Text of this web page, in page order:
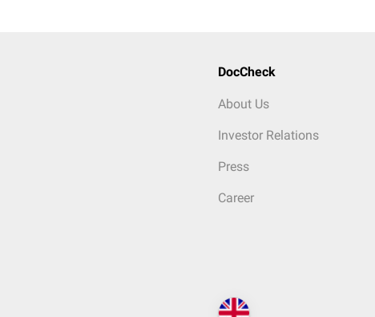
DocCheck
About Us
Investor Relations
Press
Career